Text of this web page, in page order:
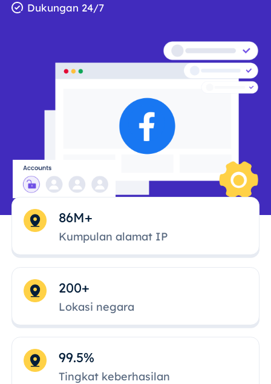
Dukungan 24/7
86M+
Kumpulan alamat IP
200+
Lokasi negara
99.5%
Tingkat keberhasilan